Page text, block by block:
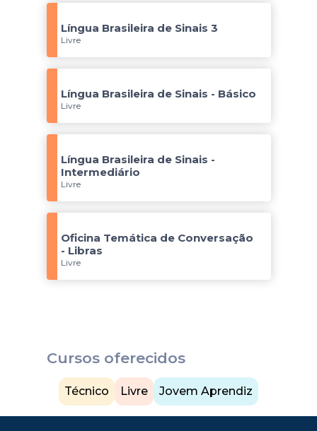
Língua Brasileira de Sinais 3
Livre
Língua Brasileira de Sinais - Básico
Livre
Língua Brasileira de Sinais -
Intermediário
Livre
Oficina Temática de Conversação
- Libras
Livre
Cursos oferecidos
Técnico Livre Jovem Aprendiz